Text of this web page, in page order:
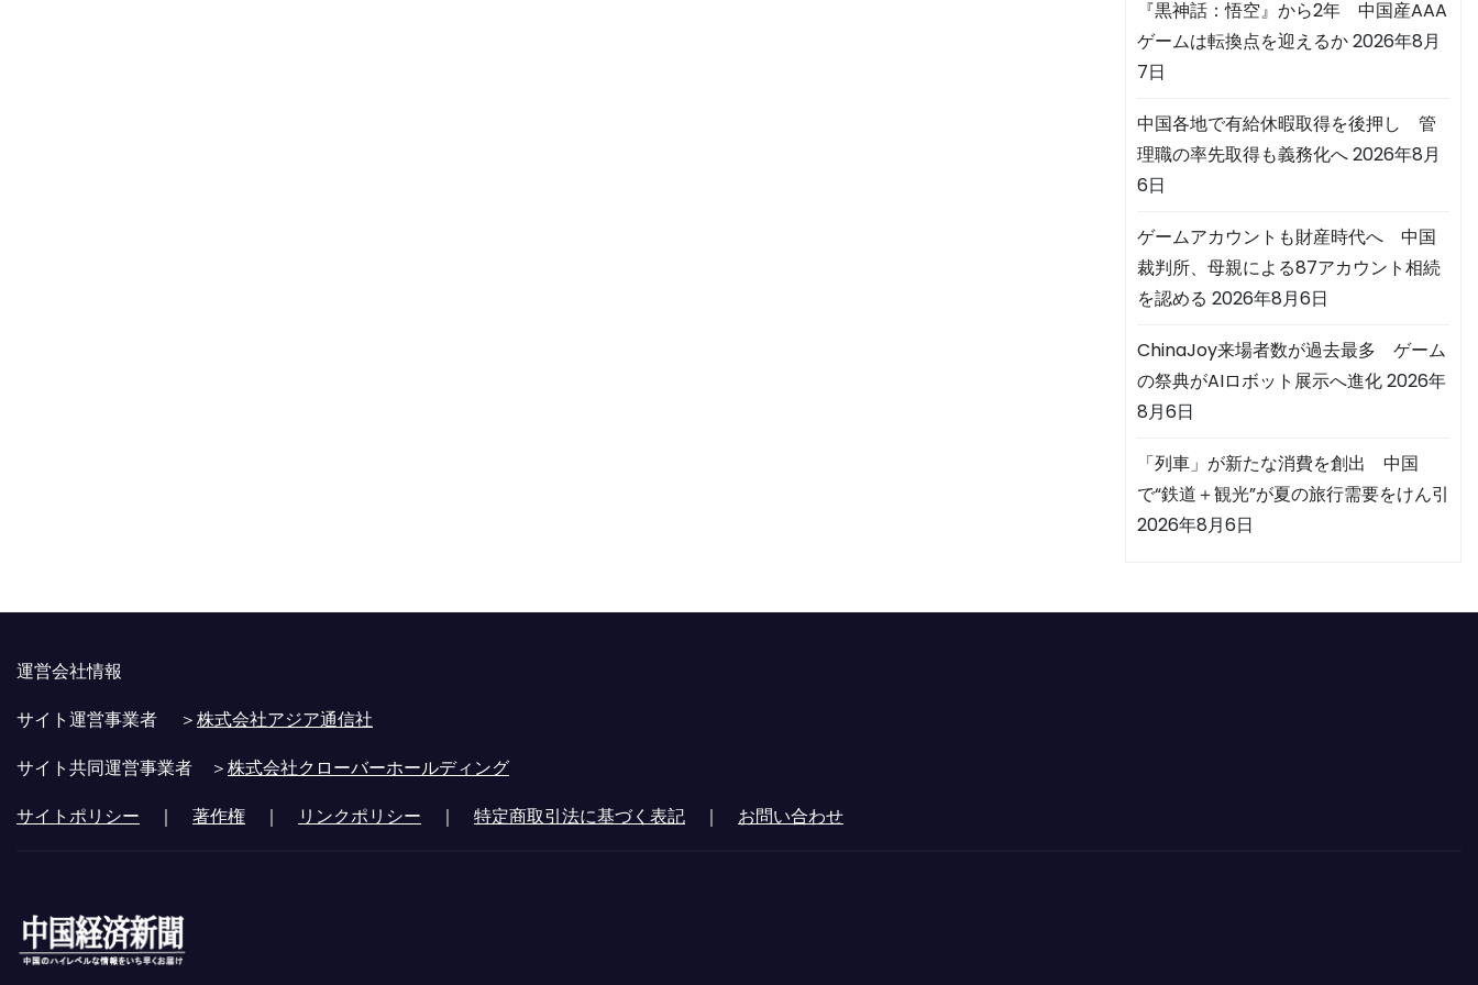
『黒神話：悟空』から2年 中国産AAA
ゲームは転換点を迎えるか2026年8月
7日
中国各地で有給休暇取得を後押し 管
理職の率先取得も義務化へ2026年8月
6日
ゲームアカウントも財産時代へ 中国
裁判所、母親による87アカウント相続
を認める 2026年8月6日
ChinaJoy来場者数が過去最多 ゲーム
の祭典がAIロボット展示へ進化2026年
8月6日
「列車」が新たな消費を創出 中国
で“鉄道＋観光”が夏の旅行需要をけん引
2026年8月6日
運営会社情報
サイト運営事業者 ＞株式会社アジア通信社
サイト共同運営事業者 ＞株式会社クローバーホールディング
サイトポリシー ｜ 著作権 ｜ リンクポリシー ｜ 特定商取引法に基づく表記 ｜ お問い合わせ